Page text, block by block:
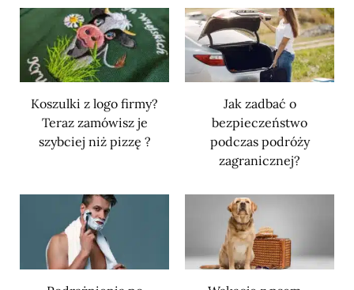
Koszulki z logo firmy?
Teraz zamówisz je
szybciej niż pizzę ?
Jak zadbać o
bezpieczeństwo
podczas podróży
zagranicznej?